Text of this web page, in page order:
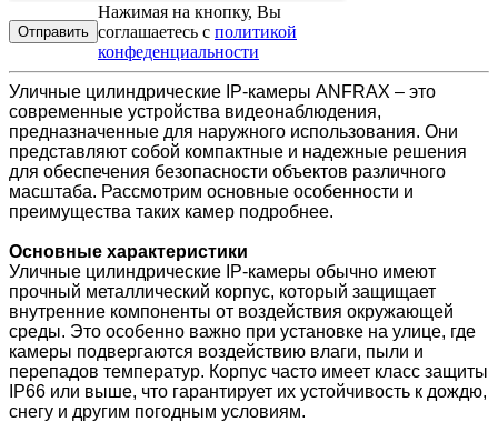
Нажимая на кнопку, Вы
соглашаетесь с политикой
конфеденциальности
Уличные цилиндрические IP-камеры ANFRAX – это
современные устройства видеонаблюдения,
предназначенные для наружного использования. Они
представляют собой компактные и надежные решения
для обеспечения безопасности объектов различного
масштаба. Рассмотрим основные особенности и
преимущества таких камер подробнее.
Основные характеристики
Уличные цилиндрические IP-камеры обычно имеют
прочный металлический корпус, который защищает
внутренние компоненты от воздействия окружающей
среды. Это особенно важно при установке на улице, где
камеры подвергаются воздействию влаги, пыли и
перепадов температур. Корпус часто имеет класс защиты
IP66 или выше, что гарантирует их устойчивость к дождю,
снегу и другим погодным условиям.